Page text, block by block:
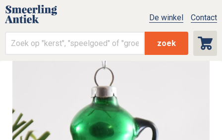
zoek
De winkel Contact